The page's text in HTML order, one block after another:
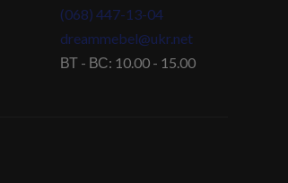
(068) 447-13-04
dreammebel@ukr.net
ВТ - ВС: 10.00 - 15.00